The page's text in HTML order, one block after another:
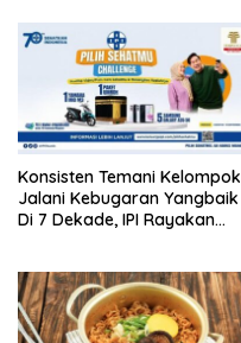
Konsisten Temani Kelompok
Jalani Kebugaran Yangbaik
Di 7 Dekade, IPI Rayakan